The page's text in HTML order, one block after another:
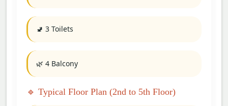
🚽 3 Toilets
🌿 4 Balcony
🔹 Typical Floor Plan (2nd to 5th Floor)